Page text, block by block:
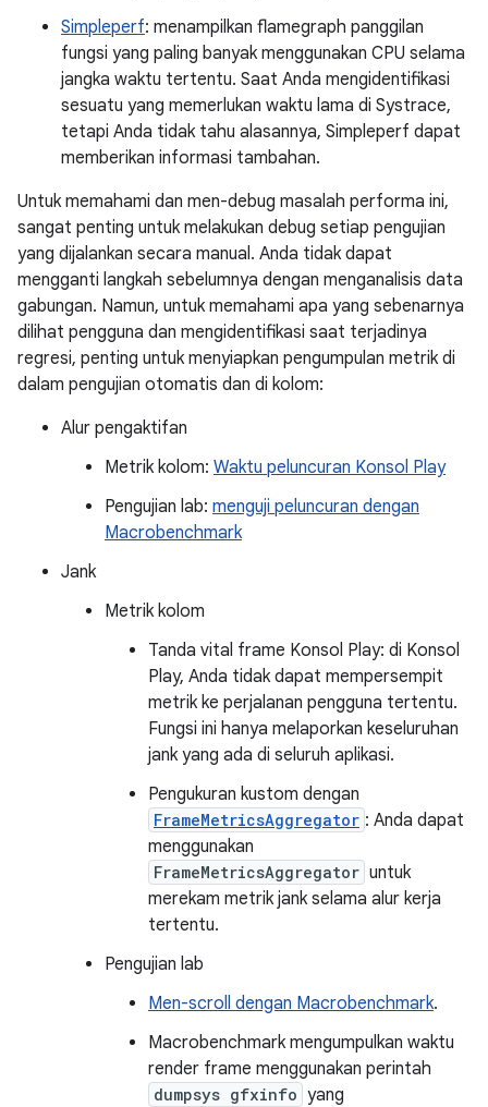
Simpleperf: menampilkan flamegraph panggilan
fungsi yang paling banyak menggunakan CPU selama
jangka waktu tertentu. Saat Anda mengidentifikasi
sesuatu yang memerlukan waktu lama di Systrace,
tetapi Anda tidak tahu alasannya, Simpleperf dapat
memberikan informasi tambahan.
Untuk memahami dan men-debug masalah performa ini,
sangat penting untuk melakukan debug setiap pengujian
yang dijalankan secara manual. Anda tidak dapat
mengganti langkah sebelumnya dengan menganalisis data
gabungan. Namun, untuk memahami apa yang sebenarnya
dilihat pengguna dan mengidentifikasi saat terjadinya
regresi, penting untuk menyiapkan pengumpulan metrik di
dalam pengujian otomatis dan di kolom:
Alur pengaktifan
Metrik kolom: Waktu peluncuran Konsol Play
Pengujian lab: menguji peluncuran dengan
Macrobenchmark
Jank
Metrik kolom
Tanda vital frame Konsol Play: di Konsol
Play, Anda tidak dapat mempersempit
metrik ke perjalanan pengguna tertentu.
Fungsi ini hanya melaporkan keseluruhan
jank yang ada di seluruh aplikasi.
Pengukuran kustom dengan
FrameMetricsAggregator : Anda dapat
menggunakan
FrameMetricsAggregator untuk
merekam metrik jank selama alur kerja
tertentu.
Pengujian lab
Men-scroll dengan Macrobenchmark.
Macrobenchmark mengumpulkan waktu
render frame menggunakan perintah
dumpsys gfxinfo yang